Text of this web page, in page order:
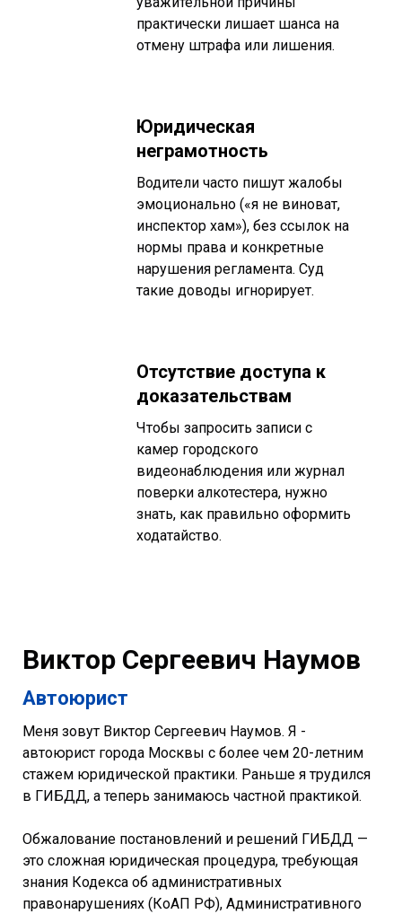
практически лишает шанса на
отмену штрафа или лишения.
Юридическая
неграмотность
Водители часто пишут жалобы
эмоционально («я не виноват,
инспектор хам»), без ссылок на
нормы права и конкретные
нарушения регламента. Суд
такие доводы игнорирует.
Отсутствие доступа к
доказательствам
Чтобы запросить записи с
камер городского
видеонаблюдения или журнал
поверки алкотестера, нужно
знать, как правильно оформить
ходатайство.
Виктор Сергеевич Наумов
Автоюрист
Меня зовут Виктор Сергеевич Наумов. Я -
автоюрист города Москвы с более чем 20-летним
стажем юридической практики. Раньше я трудился
в ГИБДД, а теперь занимаюсь частной практикой.
Обжалование постановлений и решений ГИБДД —
это сложная юридическая процедура, требующая
знания Кодекса об административных
правонарушениях (КоАП РФ), Административного